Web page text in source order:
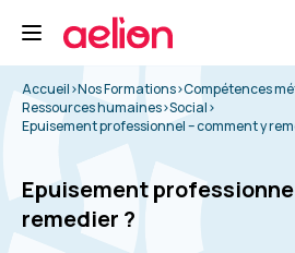
Accueil>Nos Formations>Compétences
Ressources humaines>Social>
Epuisement professionnel – comment y
Epuisement
remedier ?